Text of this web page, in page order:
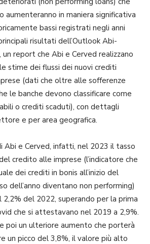
aumenteranno in maniera significativa
bassi registrati negli anni
risultati dell’Outlook Abi-
report che Abi e Cerved realizzano
stime dei flussi dei nuovi crediti
(dati che oltre alle sofferenze
le banche devono classificare come
o crediti scaduti), con dettagli
e per area geografica.
Abi e Cerved, infatti, nel 2023 il tasso
credito alle imprese (l’indicatore che
dei crediti in bonis all’inizio del
dell’anno diventano non performing)
2,2% del 2022, superando per la prima
che si attestavano nel 2019 a 2,9%.
poi un ulteriore aumento che porterà
un picco del 3,8%, il valore più alto